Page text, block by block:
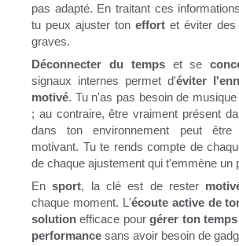
pas adapté. En traitant ces
tu peux ajuster ton effort et éviter des
graves.
Déconnecter du tempset se
signaux internes permet d'éviter
motivé. Tu n'as pas besoin de
; au contraire, être vraiment présent
dans ton environnement peut être
motivant. Tu te rends compte de
de chaque ajustement qui t'emmène un
Ensport, la clé est de rester
chaque moment. L'écoute active de
solutionefficace pourgérer ton temps
performance sans avoir besoin de